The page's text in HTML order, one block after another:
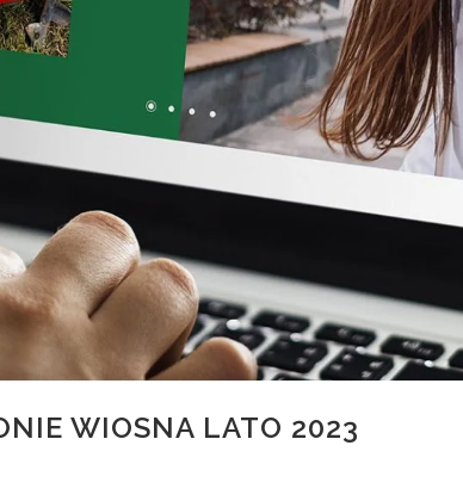
WIOSNA LATO 2023